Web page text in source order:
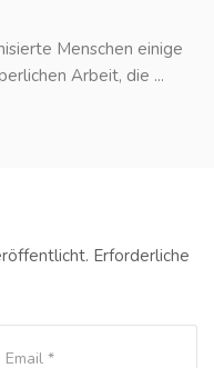
Menschen einige
Arbeit, die ...
Erforderliche